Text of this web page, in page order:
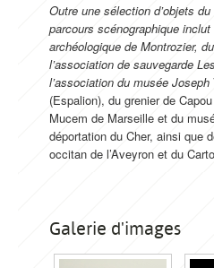
Outre une sélection d’objets
parcours scénographique
archéologique de Montrozier,
l’association de sauvegarde
l’association du musée Joseph
(Espalion), du grenier de
Mucem de Marseille et du
déportation du Cher, ainsi que
occitan de l’Aveyron et du
Galerie d'images